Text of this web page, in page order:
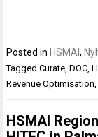
Posted in HSMAI,
TaggedCurate ,DOC ,
Revenue Optimisation
HSMAI